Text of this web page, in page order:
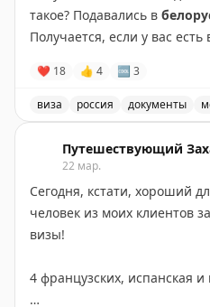
такое? Подавались в
Получается, если у вас
Пишите в личку
#отзывы
❤ 18 👍 4 🆒 3
виза россия документы
Путешествующий
22 мар.
Сегодня, кстати, хороший
человек из моих клиентов
визы!
4 французских, испанская и